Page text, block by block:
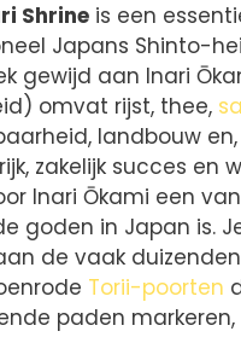
Shrine is een
Japans Shinto-
gewijd aan Inari
omvat rijst, thee,
landbouw
zakelijk succes en
Inari Ōkami een
goden in Japan is.
de vaak
Torii-poorten
paden markeren,